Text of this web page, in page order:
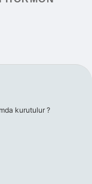
kurutulur ?